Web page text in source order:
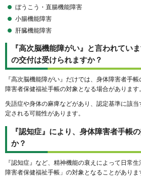
ぼうこう・直腸機能障害
小腸機能障害
肝臓機能障害
『高次脳機能障がい』と言われてい
の交付は受けられますか？
『高次脳機能障がい』だけでは、身体障害者手
障害者保健福祉手帳の対象となる場合があります。
失語症や身体の麻痺などがあり、認定基準に該
定される可能性があります。
『認知症』により、身体障害者手帳
か？
『認知症』など、精神機能の衰えによって日常
障害者保健福祉手帳」の対象となることがありま